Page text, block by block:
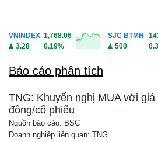
VNINDEX 1,768.06
3.28
0.19%
SJC BTMH
500
Báo cáo phân tích
TNG: Khuyến nghị MUA với
đồng/cổ phiếu
Nguồn báo cáo: BSC
Doanh nghiệp liên quan: TNG